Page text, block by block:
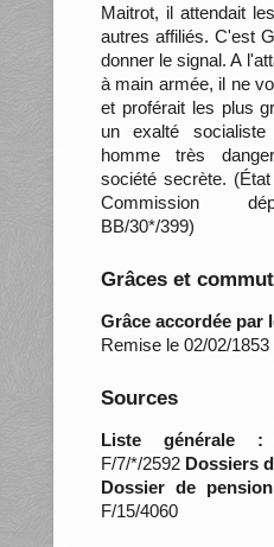
Maitrot, il attendait
autres affiliés. C'est
donner le signal. A
à main armée, il ne
et proférait les plus
un exalté
homme très
société secrète.
Commission
BB/30*/399)
Grâces et
Grâce accordée par
Remise le 02/02/1853
Sources
Liste générale :
F/7/*/2592 Dossiers
Dossier de pension
F/15/4060